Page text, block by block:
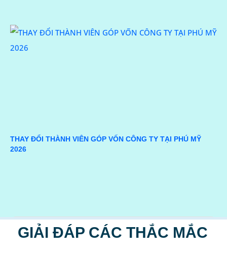
THAY ĐỔI THÀNH VIÊN GÓP VỐN CÔNG TY TẠI PHÚ MỸ
2026
GIẢI ĐÁP CÁC THẮC MẮC